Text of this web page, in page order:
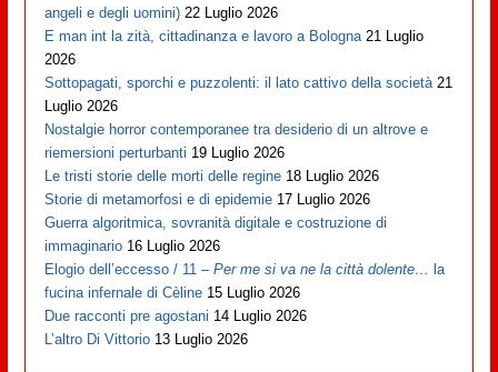
angeli e degli uomini) 22 Luglio 2026
E man int la zità, cittadinanza e lavoro a Bologna 21 Luglio
2026
Sottopagati, sporchi e puzzolenti: il lato cattivo della società 21
Luglio 2026
Nostalgie horror contemporanee tra desiderio di un altrove e
riemersioni perturbanti 19 Luglio 2026
Le tristi storie delle morti delle regine 18 Luglio 2026
Storie di metamorfosi e di epidemie 17 Luglio 2026
Guerra algoritmica, sovranità digitale e costruzione di
immaginario 16 Luglio 2026
Elogio dell’eccesso / 11 –Per me si va ne la città dolente… la
fucina infernale di Cèline 15 Luglio 2026
Due racconti pre agostani 14 Luglio 2026
L’altro Di Vittorio 13 Luglio 2026